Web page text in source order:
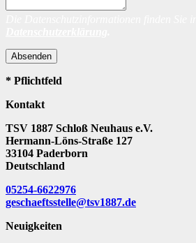
Absenden
* Pflichtfeld
Kontakt
TSV 1887 Schloß Neuhaus e.V.
Hermann-Löns-Straße 127
33104 Paderborn
Deutschland
05254-6622976
geschaeftsstelle@tsv1887.de
Neuigkeiten